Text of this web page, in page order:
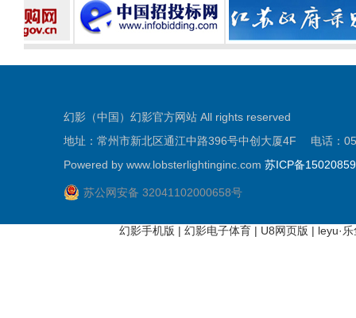
幻影（中国）幻影官方网站 All rights reserved
地址：常州市新北区通江中路396号中创大厦4F 电话：
Powered by www.lobsterlightinginc.com 苏ICP备
苏公网安备 32041102000658号
幻影手机版 | 幻影电子体育| U8网页版 | leyu·